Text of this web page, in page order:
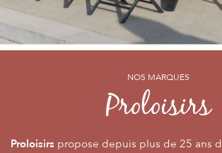
NOS MARQUES
Proloisirs
Proloisirs propose depuis plus de 25 ans
NOS MARQUES
Océoby PROLOISIRS
Océocrée dumobilier Premium, pour
NOS MARQUES
Alizéby PROLOISIRS
Alizéest LA marque du mobilier de